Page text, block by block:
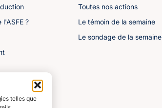
telles que
?
Toutes nos actions
Le témoin de la semaine
Le sondage de la semaine